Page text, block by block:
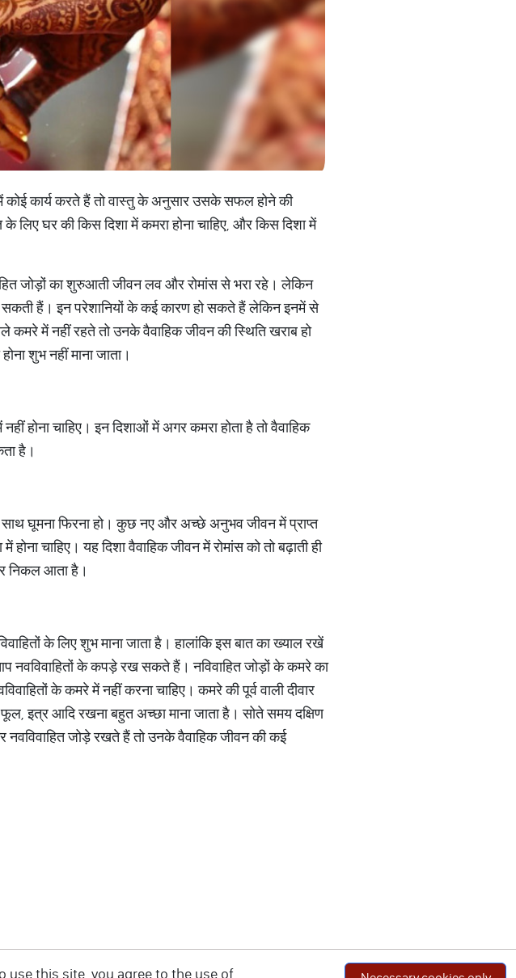
कोई कार्य करते हैं तो वास्तु के अनुसार उसके सफल होने की
लिए घर की किस दिशा में कमरा होना चाहिए, और किस दिशा में
जोड़ों का शुरुआती जीवन लव और रोमांस से भरा रहे। लेकिन
हैं। इन परेशानियों के कई कारण हो सकते हैं लेकिन इनमें से
कमरे में नहीं रहते तो उनके वैवाहिक जीवन की स्थिति खराब हो
शुभ नहीं माना जाता।
नहीं होना चाहिए। इन दिशाओं में अगर कमरा होता है तो वैवाहिक
है।
साथ घूमना फिरना हो। कुछ नए और अच्छे अनुभव जीवन में प्राप्त
चाहिए। यह दिशा वैवाहिक जीवन में रोमांस को तो बढ़ाती ही
निकल आता है।
के लिए शुभ माना जाता है। हालांकि इस बात का ख्याल रखें
के कपड़े रख सकते हैं। नविवाहित जोड़ों के कमरे का
के कमरे में नहीं करना चाहिए। कमरे की पूर्व वाली दीवार
इत्र आदि रखना बहुत अच्छा माना जाता है। सोते समय दक्षिण
नवविवाहित जोड़े रखते हैं तो उनके वैवाहिक जीवन की कई
use this site, you agree to the use of